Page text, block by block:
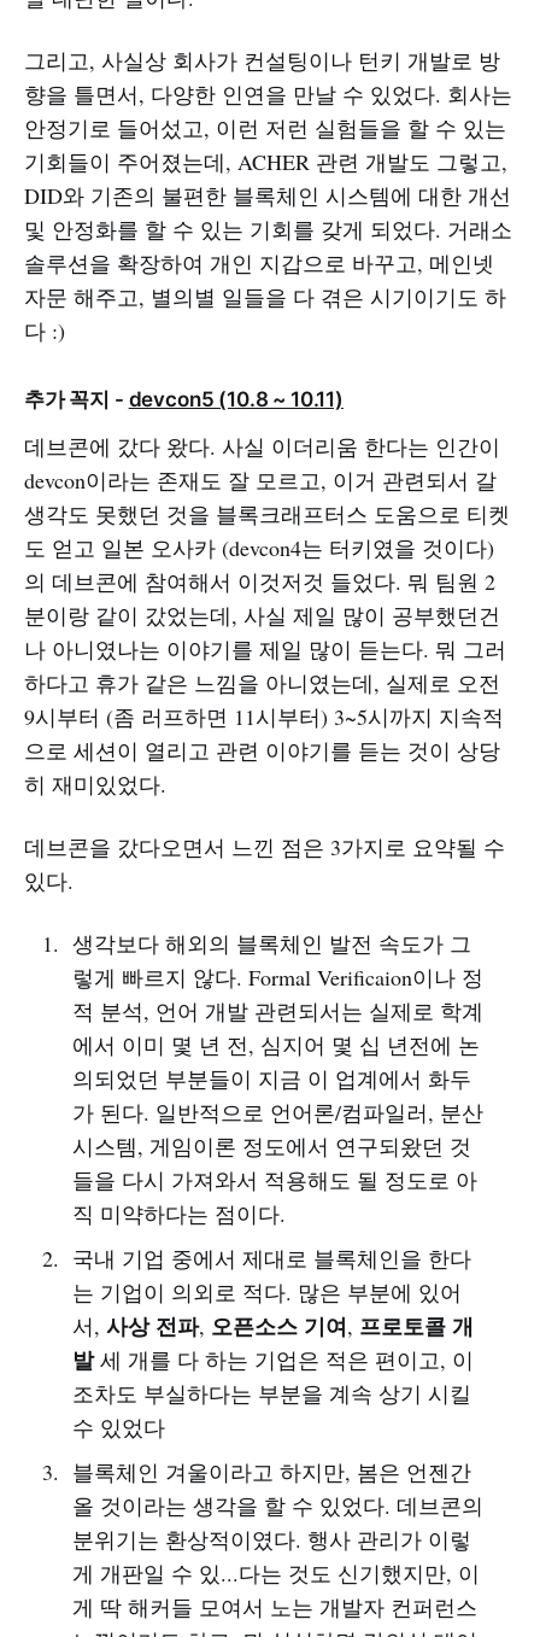
그리고, 사실상 회사가 컨설팅이나 턴키 개발로 방
향을 틀면서, 다양한 인연을 만날 수 있었다. 회사는
안정기로 들어섰고, 이런 저런 실험들을 할 수 있는
기회들이 주어졌는데, ACHER 관련 개발도 그렇고,
DID와 기존의 불편한 블록체인 시스템에 대한 개선
및 안정화를 할 수 있는 기회를 갖게 되었다. 거래소
솔루션을 확장하여 개인 지갑으로 바꾸고, 메인넷
자문 해주고, 별의별 일들을 다 겪은 시기이기도 하
다 :)
추가 꼭지 - devcon5 (10.8 ~ 10.11)
데브콘에 갔다 왔다. 사실 이더리움 한다는 인간이
devcon이라는 존재도 잘 모르고, 이거 관련되서 갈
생각도 못했던 것을 블록크래프터스 도움으로 티켓
도 얻고 일본 오사카 (devcon4는 터키였을 것이다)
의 데브콘에 참여해서 이것저것 들었다. 뭐 팀원 2
분이랑 같이 갔었는데, 사실 제일 많이 공부했던건
나 아니였나는 이야기를 제일 많이 듣는다. 뭐 그러
하다고 휴가 같은 느낌을 아니였는데, 실제로 오전
9시부터 (좀 러프하면 11시부터) 3~5시까지 지속적
으로 세션이 열리고 관련 이야기를 듣는 것이 상당
히 재미있었다.
데브콘을 갔다오면서 느낀 점은 3가지로 요약될 수
있다.
생각보다 해외의 블록체인 발전 속도가 그
렇게 빠르지 않다. Formal Verificaion이나 정
적 분석, 언어 개발 관련되서는 실제로 학계
에서 이미 몇 년 전, 심지어 몇 십 년전에 논
의되었던 부분들이 지금 이 업계에서 화두
가 된다. 일반적으로 언어론/컴파일러, 분산
시스템, 게임이론 정도에서 연구되왔던 것
들을 다시 가져와서 적용해도 될 정도로 아
직 미약하다는 점이다.
국내 기업 중에서 제대로 블록체인을 한다
는 기업이 의외로 적다. 많은 부분에 있어
서, 사상 전파, 오픈소스 기여, 프로토콜 개
발세 개를 다 하는 기업은 적은 편이고, 이
조차도 부실하다는 부분을 계속 상기 시킬
수 있었다
블록체인 겨울이라고 하지만, 봄은 언젠간
올 것이라는 생각을 할 수 있었다. 데브콘의
분위기는 환상적이였다. 행사 관리가 이렇
게 개판일 수 있...다는 것도 신기했지만, 이
게 딱 해커들 모여서 노는 개발자 컨퍼런스